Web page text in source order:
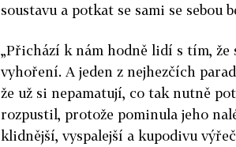
soustavu a potkat se sami se sebou
„Přichází k nám hodně lidí s tím,
vyhoření. A jeden z nejhezčích
že už si nepamatují, co tak nutně
rozpustil, protože pominula jeho
klidnější, vyspalejší a kupodivu